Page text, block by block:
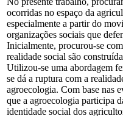
ocorridas no espaço da
especialmente a partir do
organizações sociais que
Inicialmente, procurou-se
realidade social são
Utilizou-se uma abordagem
se dá a ruptura com a
agroecologia. Com base nas
que a agroecologia participa
identidade social dos